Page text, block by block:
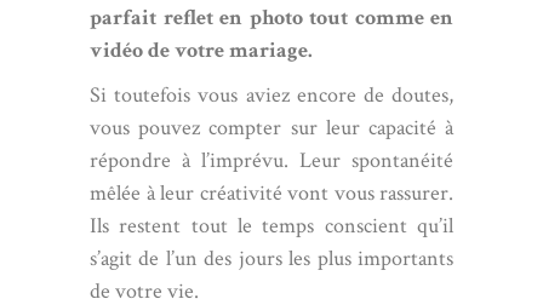
parfait reflet en photo tout comme en
vidéo de votre mariage.
Si toutefois vous aviez encore de doutes,
vous pouvez compter sur leur capacité à
répondre à l’imprévu. Leur spontanéité
mêlée à leur créativité vont vous rassurer.
Ils restent tout le temps conscient qu’il
s’agit de l’un des jours les plus importants
de votre vie.